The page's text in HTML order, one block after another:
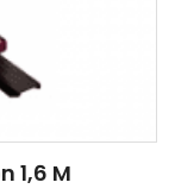
1,6 M